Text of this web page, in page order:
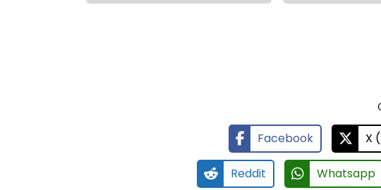
Facebook
X
Reddit Whatsapp